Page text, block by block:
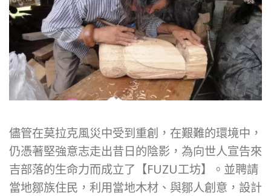
儘管在莫拉克風災中受到重創，在艱難的環境中，
仍憑著堅強意志走出昔日的陰影，為向世人宣告來
吉部落的生命力而成立了【FUZU工坊】。並聘請
當地鄒族住民，利用當地木材、與鄒人創意，設計